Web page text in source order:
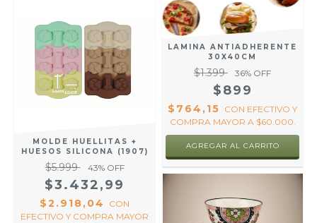
MOLDE HUELLITAS +
HUESOS SILICONA (1907)
$5.999 43% OFF
$3.432,99
$2.918,04
CON
EFECTIVO Y COMPRA MAYOR
LAMINA ANTIADHERENTE
30X40CM
$1.399 36% OFF
$899
$764,15 CON EFECTIVO Y
COMPRA MAYOR A $60.000.